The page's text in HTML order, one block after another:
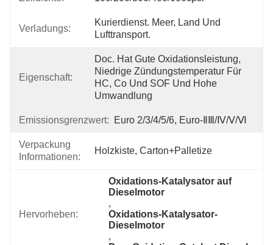
Verladungs:
Kurierdienst. Meer, Land Und
Lufttransport.
Eigenschaft:
Doc. Hat Gute Oxidationsleistung,
Niedrige Zündungstemperatur Für
HC, Co Und SOF Und Hohe
Umwandlung
Emissionsgrenzwert: Euro 2/3/4/5/6, Euro-ⅡⅢ/Ⅳ/Ⅴ/Ⅵ
Verpackung
Informationen:
Holzkiste, Carton+Palletize
Hervorheben:
Oxidations-Katalysator auf
Dieselmotor
,
Oxidations-Katalysator-
Dieselmotor
,